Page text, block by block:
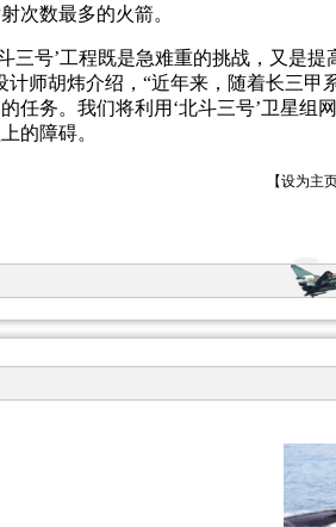
次数最多的火箭。
号’工程既是急难重的挑战，又是提
师胡炜介绍，“近年来，随着长三甲
任务。我们将利用‘北斗三号’卫星组
的障碍。
【设为主